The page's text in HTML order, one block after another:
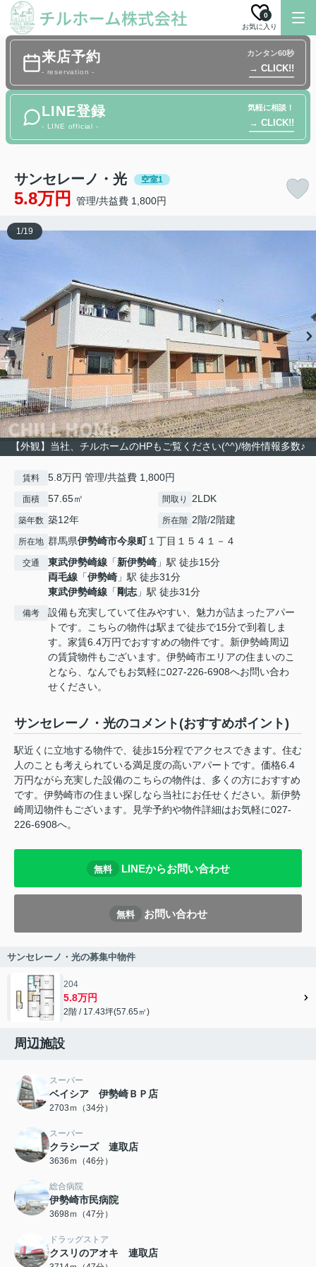
お気に入り
0
来店予約
- reservation -
カンタン60秒
→ CLICK!!
LINE登録
- LINE official -
気軽に相談！
→ CLICK!!
サンセレーノ・光 空室1
5.8万円 管理/共益費 1,800円
【外観】当社、チルホームのHPもご覧ください(^^)/物件情報多数♪
1/19
賃料 5.8万円 管理/共益費 1,800円
面積 57.65㎡ 間取り 2LDK
築年数 築12年 所在階 2階/2階建
所在地 群馬県伊勢崎市今泉町１丁目１５４１－４
交通 東武伊勢崎線 「新伊勢崎 」駅 徒歩15分
両毛線 「伊勢崎 」駅 徒歩31分
東武伊勢崎線 「 剛志」駅 徒歩31分
備考
設備も充実していて住みやすい、魅力が詰まったアパー
トです。こちらの物件は駅まで徒歩で15分で到着しま
す。家賃6.4万円でおすすめの物件です。新伊勢崎周辺
の賃貸物件もございます。伊勢崎市エリアの住まいのこ
となら、なんでもお気軽に027-226-6908へお問い合わ
せください。
サンセレーノ・光のコメント(おすすめポイント)
駅近くに立地する物件で、徒歩15分程でアクセスできます。住む
人のことも考えられている満足度の高いアパートです。価格6.4
万円ながら充実した設備のこちらの物件は、多くの方におすすめ
です。伊勢崎市の住まい探しなら当社にお任せください。新伊勢
崎周辺物件もございます。見学予約や物件詳細はお気軽に027-
226-6908へ。
無料 LINEからお問い合わせ
無料 お問い合わせ
サンセレーノ・光の募集中物件
204
5.8万円
2階 / 17.43坪(57.65㎡)
周辺施設
スーパー
ベイシア 伊勢崎ＢＰ店
2703ｍ（34分）
スーパー
クラシーズ 連取店
3636ｍ（46分）
総合病院
伊勢崎市民病院
3698ｍ（47分）
ドラッグストア
クスリのアオキ 連取店